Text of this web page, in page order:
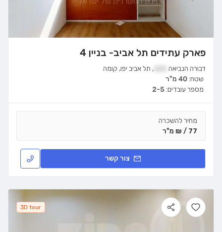
פארק עתידים תל אביב- בניין 4
דבורה הנביאה , תל אביב יפו, קומה
שטח:40 מ"ר
מספר עובדים:2-5
מחיר להשכרה
77 / ₪ מ"ר
צור קשר
3D tour